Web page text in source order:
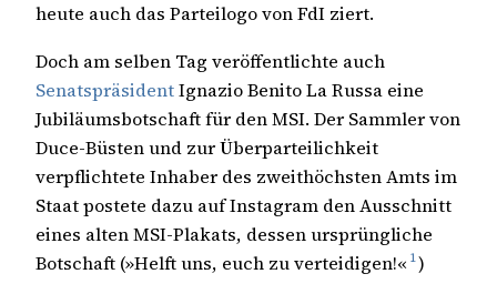
heute auch das Parteilogo von FdI ziert.
Doch am selben Tag veröffentlichte auch
SenatspräsidentIgnazio Benito La Russa eine
Jubiläumsbotschaft für den MSI. Der Sammler von
Duce-Büsten und zur Überparteilichkeit
verpflichtete Inhaber des zweithöchsten Amts im
Staat postete dazu auf Instagram den Ausschnitt
eines alten MSI-Plakats, dessen ursprüngliche
Botschaft (»Helft uns, euch zu verteidigen!« 1)